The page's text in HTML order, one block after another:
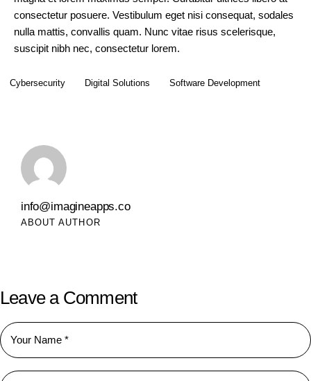
consectetur posuere. Vestibulum eget nisi consequat, sodales
nulla mattis, convallis quam. Nunc vitae risus scelerisque,
suscipit nibh nec, consectetur lorem.
Cybersecurity Digital Solutions Software Development
info@imagineapps.co
ABOUT AUTHOR
Leave a Comment